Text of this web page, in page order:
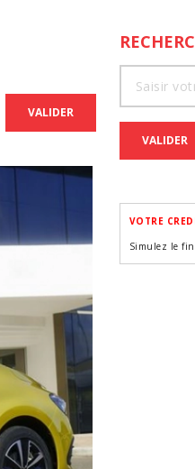
VALIDER
VALIDER
VOTRE
Simulez le